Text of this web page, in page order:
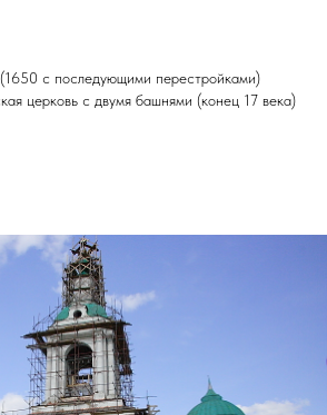
с последующими перестройками)
церковь с двумя башнями (конец 17 века)